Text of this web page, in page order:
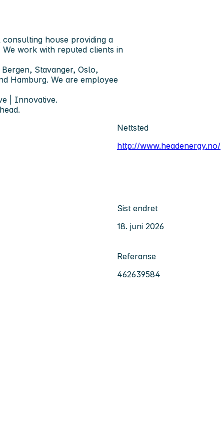
consulting house providing a
work with reputed clients in
Stavanger, Oslo,
Hamburg. We are employee
| Innovative.
Nettsted
http://www.headenergy.no/
Sist endret
18. juni 2026
Referanse
462639584